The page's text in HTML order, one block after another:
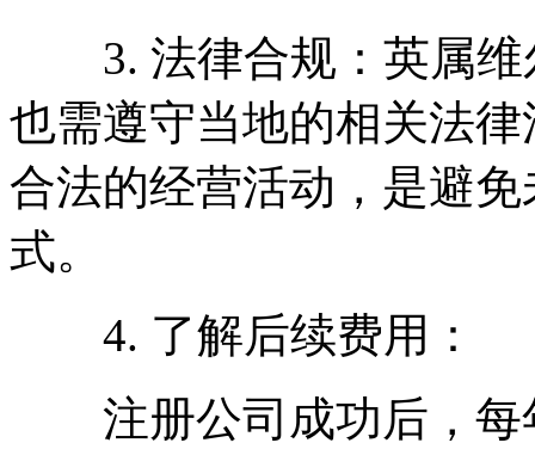
3. 法律合规：英属维
也需遵守当地的相关法
合法的经营活动，是避
式。
4. 了解后续费用：
注册公司成功后，每